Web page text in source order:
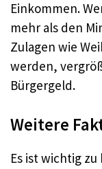
Einkommen.
mehr als den
Zulagen wie
werden,
Bürgergeld.
Weitere
Es ist wichtig